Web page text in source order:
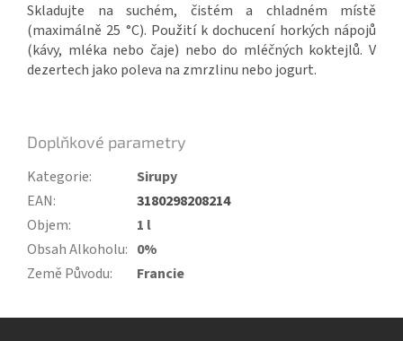
Skladujte na suchém, čistém a chladném místě
(maximálně 25 °C). Použití k dochucení horkých nápojů
(kávy, mléka nebo čaje) nebo do mléčných koktejlů. V
dezertech jako poleva na zmrzlinu nebo jogurt.
Doplňkové parametry
Kategorie:
Sirupy
EAN:
3180298208214
Objem:
1 l
Obsah Alkoholu: 0%
Země Původu: Francie